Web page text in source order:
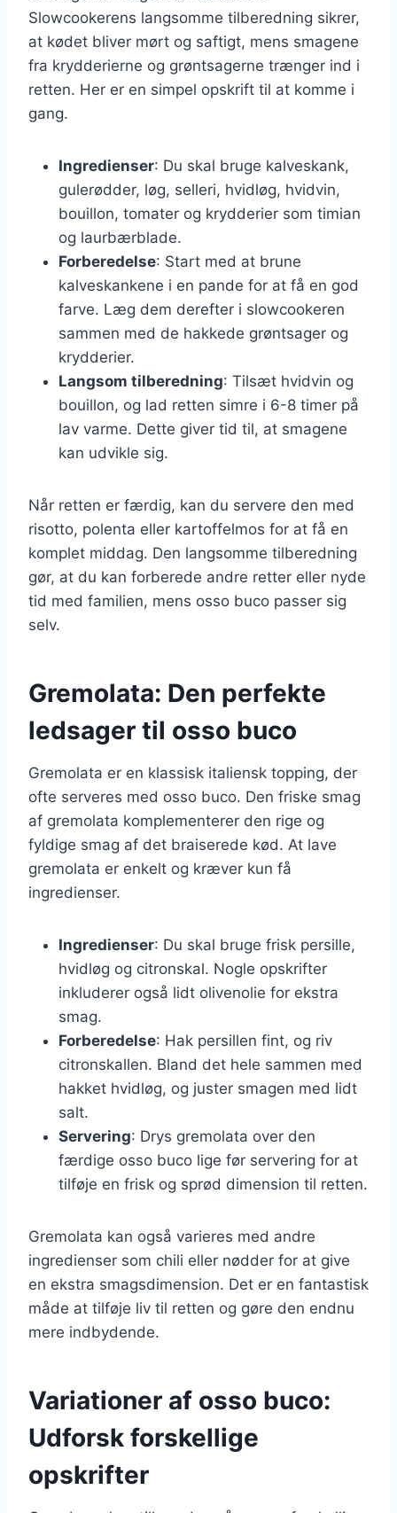
Slowcookerens langsomme tilberedning sikrer,
at kødet bliver mørt og saftigt, mens smagene
fra krydderierne og grøntsagerne trænger ind i
retten. Her er en simpel opskrift til at komme i
gang.
Ingredienser: Du skal bruge kalveskank,
gulerødder, løg, selleri, hvidløg, hvidvin,
bouillon, tomater og krydderier som timian
og laurbærblade.
Forberedelse: Start med at brune
kalveskankene i en pande for at få en god
farve. Læg dem derefter i slowcookeren
sammen med de hakkede grøntsager og
krydderier.
Langsom tilberedning: Tilsæt hvidvin og
bouillon, og lad retten simre i 6-8 timer på
lav varme. Dette giver tid til, at smagene
kan udvikle sig.
Når retten er færdig, kan du servere den med
risotto, polenta eller kartoffelmos for at få en
komplet middag. Den langsomme tilberedning
gør, at du kan forberede andre retter eller nyde
tid med familien, mens osso buco passer sig
selv.
Gremolata: Den perfekte
ledsager til osso buco
Gremolata er en klassisk italiensk topping, der
ofte serveres med osso buco. Den friske smag
af gremolata komplementerer den rige og
fyldige smag af det braiserede kød. At lave
gremolata er enkelt og kræver kun få
ingredienser.
Ingredienser: Du skal bruge frisk persille,
hvidløg og citronskal. Nogle opskrifter
inkluderer også lidt olivenolie for ekstra
smag.
Forberedelse: Hak persillen fint, og riv
citronskallen. Bland det hele sammen med
hakket hvidløg, og juster smagen med lidt
salt.
Servering: Drys gremolata over den
færdige osso buco lige før servering for at
tilføje en frisk og sprød dimension til retten.
Gremolata kan også varieres med andre
ingredienser som chili eller nødder for at give
en ekstra smagsdimension. Det er en fantastisk
måde at tilføje liv til retten og gøre den endnu
mere indbydende.
Variationer af osso buco:
Udforsk forskellige
opskrifter